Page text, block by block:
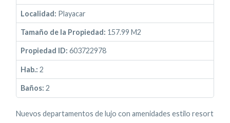
Localidad: Playacar
Tamaño de la Propiedad: 157.99 M2
Propiedad ID: 603722978
Hab.: 2
Baños: 2
Nuevos departamentos de lujo con amenidades estilo resort